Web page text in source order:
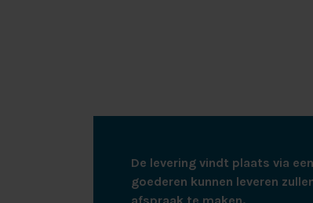
De levering vindt plaats via
goederen kunnen leveren
afspraak te maken.